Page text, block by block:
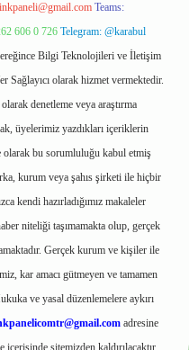
Teams:
606 0 726 Telegram: @karabul
Bilgi Teknolojileri ve İletişim
Sağlayıcı olarak hizmet vermektedir.
denetleme veya araştırma
üyelerimiz yazdıkları içeriklerin
olarak bu sorumluluğu kabul etmiş
kurum veya şahıs şirketi ile hiçbir
kendi hazırladığımız makaleler
niteliği taşımamakta olup, gerçek
Gerçek kurum ve kişiler ile
kar amacı gütmeyen ve tamamen
ve yasal düzenlemelere aykırı
adresine
sitemizden kaldırılacaktır.